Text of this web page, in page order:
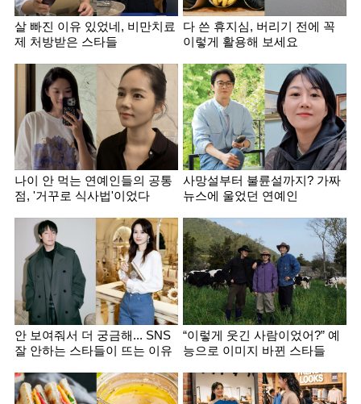
살 빠진 이유 있었네, 비만치료
제 처방받은 스타들
다 쓴 휴지심, 버리기 전에 꼭
이렇게 활용해 보세요
나이 안 먹는 연예인들의 공통
점, '거꾸로 식사법'이었다
사망설부터 불륜설까지? 가짜
뉴스에 울었던 연예인
안 보여줘서 더 궁금해... SNS
잘 안하는 스타들이 뜨는 이유
“이렇게 웃긴 사람이었어?” 예
능으로 이미지 바뀐 스타들